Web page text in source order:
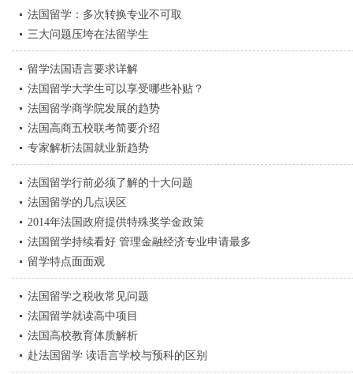
法国留学：多次转换专业不可取
三大问题压垮在法留学生
留学法国语言要求详解
法国留学大学生可以享受哪些补贴？
法国留学商学院发展的趋势
法国高商五校联考简要介绍
专家解析法国就业新趋势
法国留学行前必须了解的十大问题
法国留学的几点误区
2014年法国政府提供特殊奖学金政策
法国留学持续看好 管理金融经济专业申请最多
留学特点面面观
法国留学之税收常见问题
法国留学就读高中项目
法国高校教育体质解析
赴法国留学 读语言学校与预科的区别